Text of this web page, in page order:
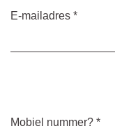
E-mailadres *
Mobiel nummer? *